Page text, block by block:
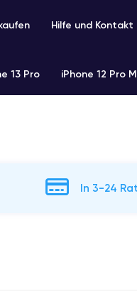
Hilfe und Kontakt
13 Pro iPhone 12 Pro
In 3-24